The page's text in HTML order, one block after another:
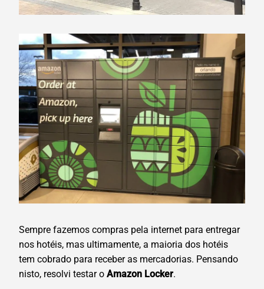
Sempre fazemos compras pela internet para entregar
nos hotéis, mas ultimamente, a maioria dos hotéis
tem cobrado para receber as mercadorias. Pensando
nisto, resolvi testar o Amazon Locker.